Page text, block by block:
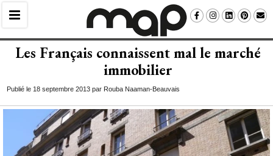
Les Français connaissent mal le marché
immobilier
Publié le 18 septembre 2013 par Rouba Naaman-Beauvais